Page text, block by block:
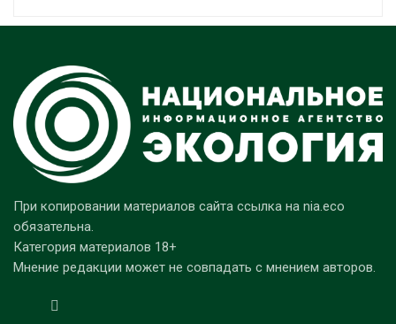
При копировании материалов сайта ссылка на nia.eco
обязательна.
Категория материалов 18+
Мнение редакции может не совпадать с мнением авторов.